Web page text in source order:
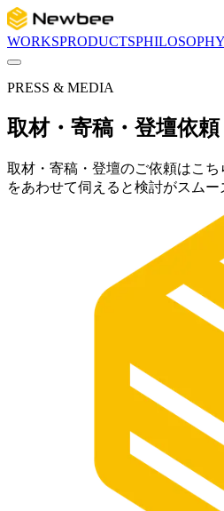
WORKSPRODUCTSPHILOSOPHY
PRESS & MEDIA
取材・寄稿・登壇依頼
取材・寄稿・登壇のご依頼はこ
をあわせて伺えると検討がスムー